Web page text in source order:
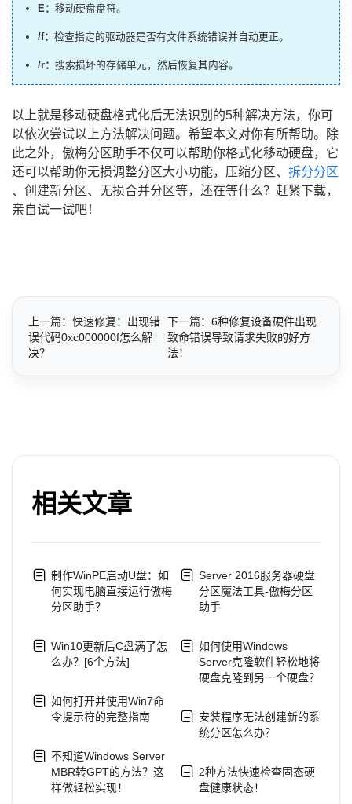
E： 移动硬盘盘符。
/f： 检查指定的驱动器是否有文件系统错误并自动更正。
/r： 搜索损坏的存储单元，然后恢复其内容。
以上就是移动硬盘格式化后无法识别的5种解决方法，你可
以依次尝试以上方法解决问题。希望本文对你有所帮助。除
此之外，傲梅分区助手不仅可以帮助你格式化移动硬盘，它
还可以帮助你无损调整分区大小功能，压缩分区、 拆分分区
、创建新分区、无损合并分区等，还在等什么？赶紧下载，
亲自试一试吧！
上一篇：快速修复：出现错
误代码0xc000000f怎么解
决？
下一篇：6种修复设备硬件出现
致命错误导致请求失败的好方
法！
相关文章
制作WinPE启动U盘：如
何实现电脑直接运行傲梅
分区助手？
Win10更新后C盘满了怎
么办？[6个方法]
如何打开并使用Win7命
令提示符的完整指南
不知道Windows Server
MBR转GPT的方法？这
样做轻松实现！
Server 2016服务器硬盘
分区魔法工具-傲梅分区
助手
如何使用Windows
Server克隆软件轻松地将
硬盘克隆到另一个硬盘？
安装程序无法创建新的系
统分区怎么办？
2种方法快速检查固态硬
盘健康状态！